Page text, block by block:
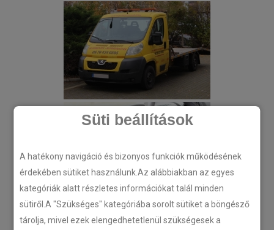
Süti beállítások
A hatékony navigáció és bizonyos funkciók működésének
érdekében sütiket használunk.Az alábbiakban az egyes
kategóriák alatt részletes információkat talál minden
sütiről.A "Szükséges" kategóriába sorolt sütiket a böngésző
tárolja, mivel ezek elengedhetetlenül szükségesek a